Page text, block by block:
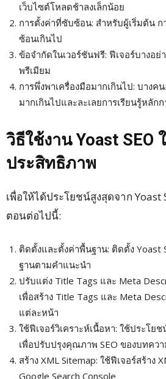
เว็บไซต์โหลดช้าลงเล็กน้อย
การตั้งค่าที่ซับซ้อน: สำหรับผู้เริ่มต้น ก
ซ้อนเกินไป
ข้อจำกัดในเวอร์ชันฟรี: ฟีเจอร์บางอย่
พรีเมียม
การพึ่งพาเครื่องมือมากเกินไป: บางค
มากเกินไปและละเลยการเรียนรู้หลัก
วิธีใช้งาน Yoast SEO
ประสิทธิภาพ
เพื่อให้ได้ประโยชน์สูงสุดจาก
ตอนต่อไปนี้:
ติดตั้งและตั้งค่าพื้นฐาน: ติดตั้ง Yoast
ฐานตามคำแนะนำ
ปรับแต่ง Title Tags และ Meta
เพื่อสร้าง Title Tags และ Meta
แต่ละหน้า
ใช้ฟีเจอร์วิเคราะห์เนื้อหา: ใช้ประโย
เพื่อปรับปรุงคุณภาพ SEO ของบทคว
สร้าง XML Sitemap: ใช้ฟีเจอร์สร้าง
Google Search Console